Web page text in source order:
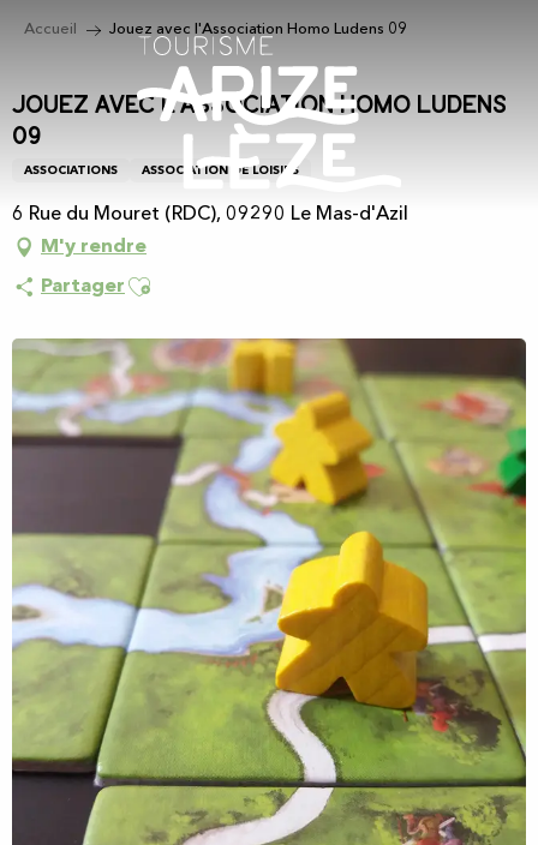
principal
Accueil Jouez avec l'Association Homo Ludens 09
Jouez avec l'Association Homo Ludens
09
ASSOCIATIONS ASSOCIATION DE LOISIRS
6 Rue du Mouret (RDC), 09290 Le Mas-d'Azil
M'y rendre
Partager Ajouter aux favoris